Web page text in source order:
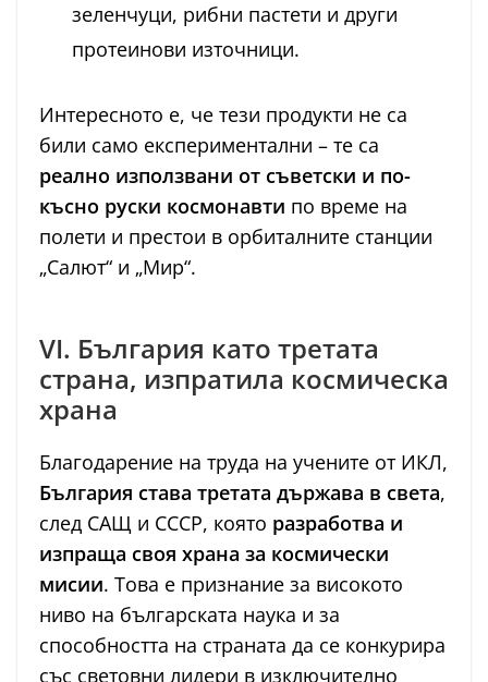
зеленчуци, рибни пастети и други
протеинови източници.
Интересното е, че тези продукти не са
били само експериментални – те са
реално използвани от съветски и по-
късно руски космонавти по време на
полети и престои в орбиталните станции
„Салют“ и „Мир“.
VI. България като третата
страна, изпратила космическа
храна
Благодарение на труда на учените от ИКЛ,
България става третата държава в света,
след САЩ и СССР, която разработва и
изпраща своя храна за космически
мисии. Това е признание за високото
ниво на българската наука и за
способността на страната да се конкурира
със световни лидери в изключително